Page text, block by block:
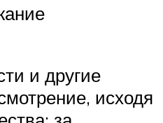
и другие
исходя